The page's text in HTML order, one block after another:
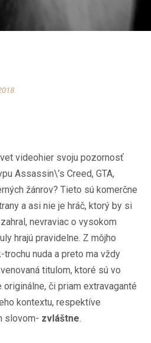
videohier svoju pozornosť
Assassin\’s Creed, GTA,
žánrov? Tieto sú komerčne
a asi nie je hráč, ktorý by si
nevraviac o vysokom
hrajú pravidelne. Z môjho
nuda a preto ma vždy
titulom, ktoré sú vo
či priam extravaganté
kontextu, respektíve
slovom- zvláštne.